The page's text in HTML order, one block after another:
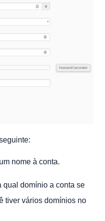
nome à conta.
qual domínio a conta se
tiver vários domínios no